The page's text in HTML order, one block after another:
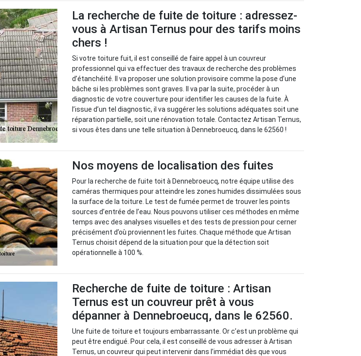
La recherche de fuite de toiture : adressez-
vous à Artisan Ternus pour des tarifs moins
chers !
Si votre toiture fuit, il est conseillé de faire appel à un couvreur
professionnel qui va effectuer des travaux de recherche des problèmes
d’étanchéité. Il va proposer une solution provisoire comme la pose d’une
bâche si les problèmes sont graves. Il va par la suite, procéder à un
diagnostic de votre couverture pour identifier les causes de la fuite. À
l’issue d’un tel diagnostic, il va suggérer les solutions adéquates soit une
réparation partielle, soit une rénovation totale. Contactez Artisan Ternus,
si vous êtes dans une telle situation à Dennebroeucq, dans le 62560 !
Nos moyens de localisation des fuites
Pour la recherche de fuite toit à Dennebroeucq, notre équipe utilise des
caméras thermiques pour atteindre les zones humides dissimulées sous
la surface de la toiture. Le test de fumée permet de trouver les points
sources d’entrée de l’eau. Nous pouvons utiliser ces méthodes en même
temps avec des analyses visuelles et des tests de pression pour cerner
précisément d’où proviennent les fuites. Chaque méthode que Artisan
Ternus choisit dépend de la situation pour que la détection soit
opérationnelle à 100 %.
Recherche de fuite de toiture : Artisan
Ternus est un couvreur prêt à vous
dépanner à Dennebroeucq, dans le 62560.
Une fuite de toiture et toujours embarrassante. Or c’est un problème qui
peut être endigué. Pour cela, il est conseillé de vous adresser à Artisan
Ternus, un couvreur qui peut intervenir dans l’immédiat dès que vous